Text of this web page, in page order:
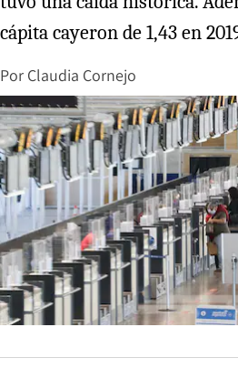
cápita cayeron de 1,43 en
Por Claudia Cornejo